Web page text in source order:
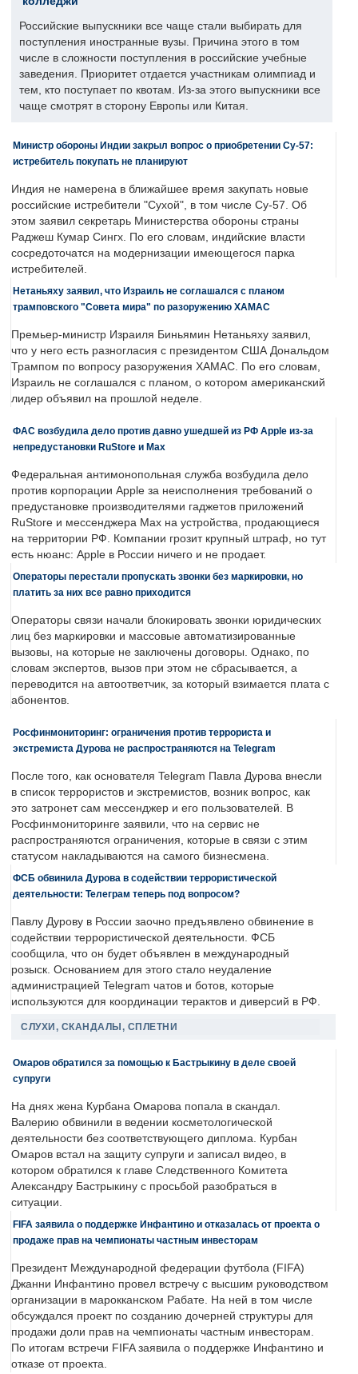
Российские выпускники все чаще стали выбирать для
поступления иностранные вузы. Причина этого в том
числе в сложности поступления в российские учебные
заведения. Приоритет отдается участникам олимпиад и
тем, кто поступает по квотам. Из-за этого выпускники все
чаще смотрят в сторону Европы или Китая.
Министр обороны Индии закрыл вопрос о приобретении Су-57:
истребитель покупать не планируют
Индия не намерена в ближайшее время закупать новые
российские истребители "Сухой", в том числе Су-57. Об
этом заявил секретарь Министерства обороны страны
Раджеш Кумар Сингх. По его словам, индийские власти
сосредоточатся на модернизации имеющегося парка
истребителей.
Нетаньяху заявил, что Израиль не соглашался с планом
трамповского "Совета мира" по разоружению ХАМАС
Премьер-министр Израиля Биньямин Нетаньяху заявил,
что у него есть разногласия с президентом США Дональдом
Трампом по вопросу разоружения ХАМАС. По его словам,
Израиль не соглашался с планом, о котором американский
лидер объявил на прошлой неделе.
ФАС возбудила дело против давно ушедшей из РФ Apple из-за
непредустановки RuStore и Max
Федеральная антимонопольная служба возбудила дело
против корпорации Apple за неисполнения требований о
предустановке производителями гаджетов приложений
RuStore и мессенджера Max на устройства, продающиеся
на территории РФ. Компании грозит крупный штраф, но тут
есть нюанс: Apple в России ничего и не продает.
Операторы перестали пропускать звонки без маркировки, но
платить за них все равно приходится
Операторы связи начали блокировать звонки юридических
лиц без маркировки и массовые автоматизированные
вызовы, на которые не заключены договоры. Однако, по
словам экспертов, вызов при этом не сбрасывается, а
переводится на автоответчик, за который взимается плата с
абонентов.
Росфинмониторинг: ограничения против террориста и
экстремиста Дурова не распространяются на Telegram
После того, как основателя Telegram Павла Дурова внесли
в список террористов и экстремистов, возник вопрос, как
это затронет сам мессенджер и его пользователей. В
Росфинмониторинге заявили, что на сервис не
распространяются ограничения, которые в связи с этим
статусом накладываются на самого бизнесмена.
ФСБ обвинила Дурова в содействии террористической
деятельности: Телеграм теперь под вопросом?
Павлу Дурову в России заочно предъявлено обвинение в
содействии террористической деятельности. ФСБ
сообщила, что он будет объявлен в международный
розыск. Основанием для этого стало неудаление
администрацией Telegram чатов и ботов, которые
используются для координации терактов и диверсий в РФ.
СЛУХИ, СКАНДАЛЫ, СПЛЕТНИ
Омаров обратился за помощью к Бастрыкину в деле своей
супруги
На днях жена Курбана Омарова попала в скандал.
Валерию обвинили в ведении косметологической
деятельности без соответствующего диплома. Курбан
Омаров встал на защиту супруги и записал видео, в
котором обратился к главе Следственного Комитета
Александру Бастрыкину с просьбой разобраться в
ситуации.
FIFA заявила о поддержке Инфантино и отказалась от проекта о
продаже прав на чемпионаты частным инвесторам
Президент Международной федерации футбола (FIFA)
Джанни Инфантино провел встречу с высшим руководством
организации в марокканском Рабате. На ней в том числе
обсуждался проект по созданию дочерней структуры для
продажи доли прав на чемпионаты частным инвесторам.
По итогам встречи FIFA заявила о поддержке Инфантино и
отказе от проекта.